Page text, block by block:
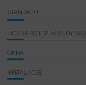
STANDARD
LICZBA PIĘTER W BUDYNKU
OKNA
INSTALACJE